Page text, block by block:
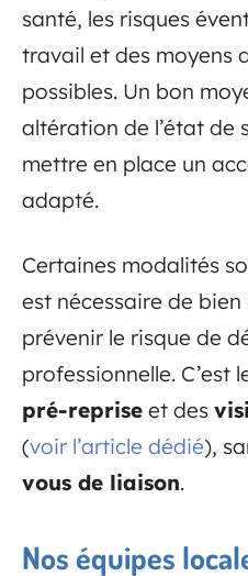
santé, les risques
travail et des moyens
possibles. Un bon
altération de l’état de
mettre en place un
adapté.
Certaines modalités
est nécessaire de
prévenir le risque de
professionnelle. C’est
pré-reprise et des
(voir l’article dédié),
vous de liaison.
Nos équipes